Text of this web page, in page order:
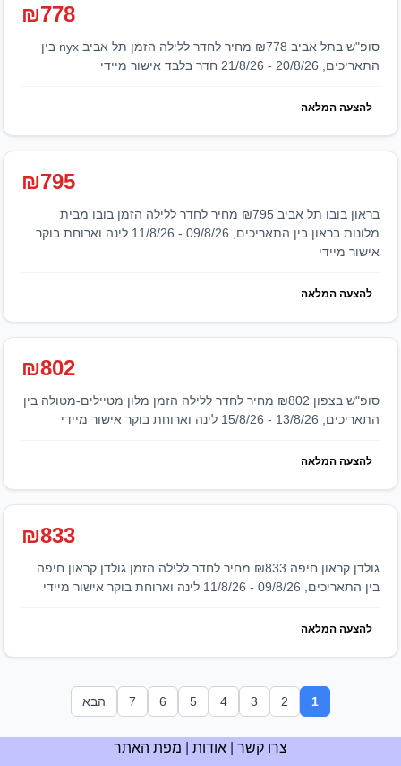
₪778
סופ"ש בתל אביב ₪778 מחיר לחדר ללילה הזמן תל אביב nyx בין
התאריכים, 20/8/26 - 21/8/26 חדר בלבד אישור מיידי
להצעה המלאה
₪795
בראון בובו תל אביב ₪795 מחיר לחדר ללילה הזמן בובו מבית
מלונות בראון בין התאריכים, 09/8/26 - 11/8/26 לינה וארוחת בוקר
אישור מיידי
להצעה המלאה
₪802
סופ"ש בצפון ₪802 מחיר לחדר ללילה הזמן מלון מטיילים-מטולה בין
התאריכים, 13/8/26 - 15/8/26 לינה וארוחת בוקר אישור מיידי
להצעה המלאה
₪833
גולדן קראון חיפה ₪833 מחיר לחדר ללילה הזמן גולדן קראון חיפה
בין התאריכים, 09/8/26 - 11/8/26 לינה וארוחת בוקר אישור מיידי
להצעה המלאה
1
2
3
4
5
6
7 הבא
צרו קשר אודות
מפת האתר